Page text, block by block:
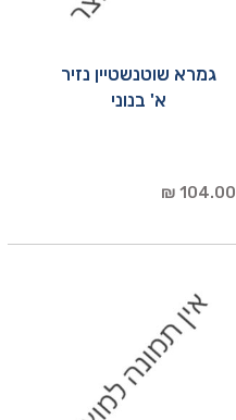
גמרא שוטנשטיין נזיר
א' בנוני
104.00 ₪